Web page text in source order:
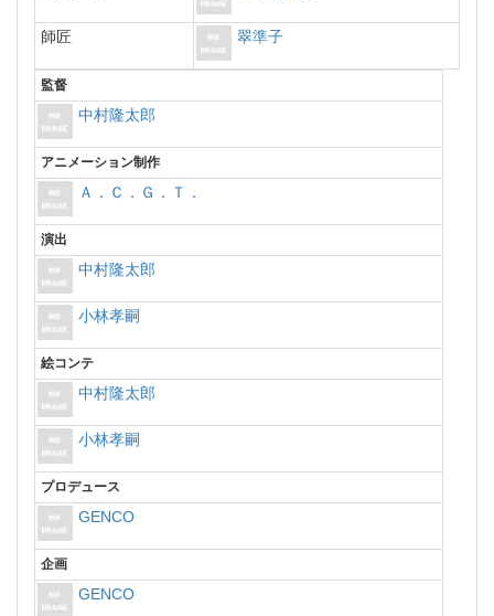
師匠 翠準子
監督
中村隆太郎
アニメーション制作
Ａ．Ｃ．Ｇ．Ｔ．
演出
中村隆太郎
小林孝嗣
絵コンテ
中村隆太郎
小林孝嗣
プロデュース
GENCO
企画
GENCO